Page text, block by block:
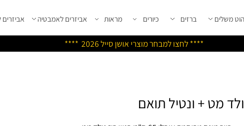
לחצו למבחר מוצרי אושן סייל 2026 ****
ברזים כיורים מראות אביזרים לאמבטיה אביזרים